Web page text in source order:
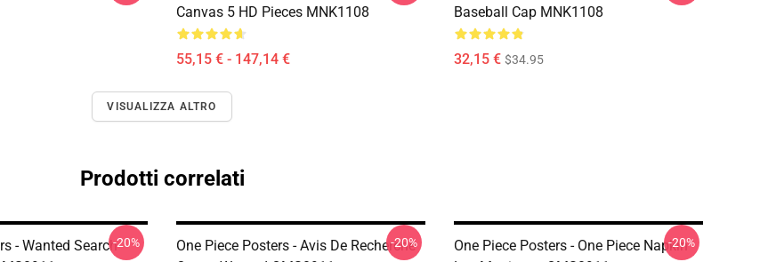
Canvas 5 HD Pieces MNK1108
55,15 € - 147,14 €
Baseball Cap MNK1108
32,15 € $34.95
VISUALIZZA ALTRO
Prodotti correlati
- Wanted Search-20%
One Piece Posters - Avis De Recherche
-20%
One Piece Posters - One Piece Napkin
-20%